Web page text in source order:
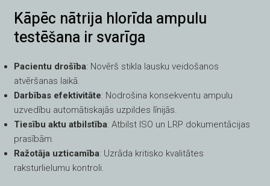
Kāpēc nātrija hlorīda ampulu
testēšana ir svarīga
Pacientu drošība: Novērš stikla lausku veidošanos
atvēršanas laikā.
Darbības efektivitāte: Nodrošina konsekventu ampulu
uzvedību automātiskajās uzpildes līnijās.
Tiesību aktu atbilstība: Atbilst ISO un LRP dokumentācijas
prasībām.
Ražotāja uzticamība: Uzrāda kritisko kvalitātes
raksturlielumu kontroli.